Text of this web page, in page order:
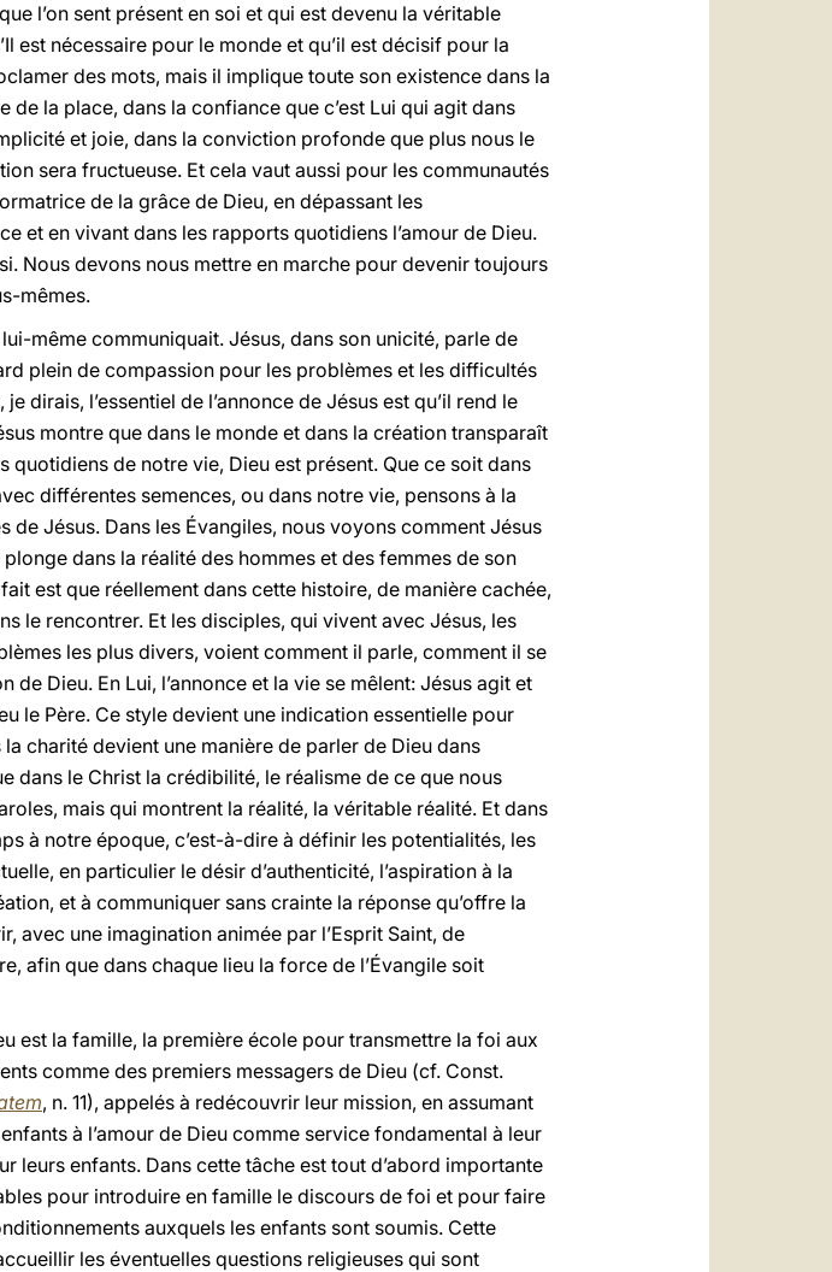
l’on sent présent en soi et qui est devenu la véritable
est nécessaire pour le monde et qu’il est décisif pour la
des mots, mais il implique toute son existence dans la
la place, dans la confiance que c’est Lui qui agit dans
et joie, dans la conviction profonde que plus nous le
sera fructueuse. Et cela vaut aussi pour les communautés
de la grâce de Dieu, en dépassant les
et en vivant dans les rapports quotidiens l’amour de Dieu.
Nous devons nous mettre en marche pour devenir toujours
mêmes.
même communiquait. Jésus, dans son unicité, parle de
plein de compassion pour les problèmes et les difficultés
dirais, l’essentiel de l’annonce de Jésus est qu’il rend le
montre que dans le monde et dans la création transparaît
de notre vie, Dieu est présent. Que ce soit dans
différentes semences, ou dans notre vie, pensons à la
Jésus. Dans les Évangiles, nous voyons comment Jésus
dans la réalité des hommes et des femmes de son
est que réellement dans cette histoire, de manière cachée,
le rencontrer. Et les disciples, qui vivent avec Jésus, les
les plus divers, voient comment il parle, comment il se
de Dieu. En Lui, l’annonce et la vie se mêlent: Jésus agit et
le Père. Ce style devient une indication essentielle pour
charité devient une manière de parler de Dieu dans
dans le Christ la crédibilité, le réalisme de ce que nous
mais qui montrent la réalité, la véritable réalité. Et dans
à notre époque, c’est-à-dire à définir les potentialités, les
en particulier le désir d’authenticité, l’aspiration à la
et à communiquer sans crainte la réponse qu’offre la
avec une imagination animée par l’Esprit Saint, de
afin que dans chaque lieu la force de l’Évangile soit
est la famille, la première école pour transmettre la foi aux
comme des premiers messagers de Dieu (cf. Const.
, n. 11), appelés à redécouvrir leur mission, en assumant
à l’amour de Dieu comme service fondamental à leur
leurs enfants. Dans cette tâche est tout d’abord importante
pour introduire en famille le discours de foi et pour faire
auxquels les enfants sont soumis. Cette
les éventuelles questions religieuses qui sont